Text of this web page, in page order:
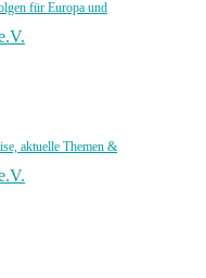
für Europa und
aktuelle Themen &